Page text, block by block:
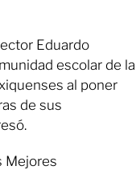
Eduardo
escolar de la
al poner
de sus
Mejores